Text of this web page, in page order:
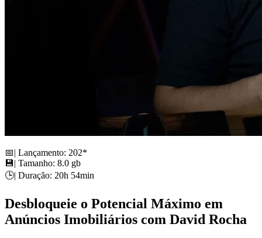
📅| Lançamento: 202*
💾| Tamanho: 8.0 gb
🕒| Duração: 20h 54min
Desbloqueie o Potencial Máximo em
Anúncios Imobiliários com David Rocha